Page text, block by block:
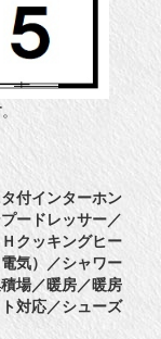
。
付インターホン
ードレッサー／
クッキングヒー
気）／シャワー
場／暖房／暖房
対応／シューズ